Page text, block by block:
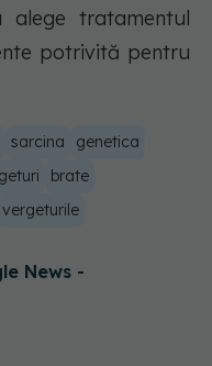
alege tratamentul
potrivită pentru
sarcina
genetica
brate
vergeturile
News -